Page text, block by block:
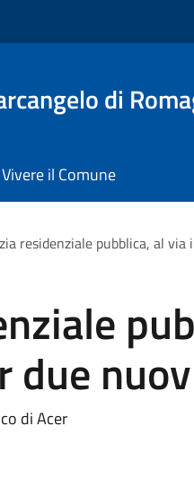
di
Vivere il Comune
residenziale pubblica, al
due
di Acer